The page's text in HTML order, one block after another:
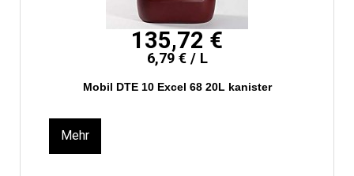
135,72 €
6,79 € / L
Mobil DTE 10 Excel 68 20L kanister
Mehr